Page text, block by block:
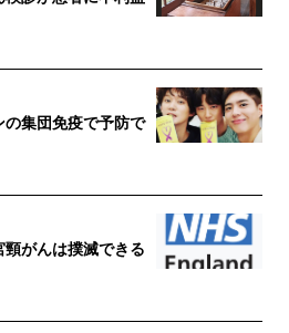
集団免疫で予防で
がんは撲滅できる